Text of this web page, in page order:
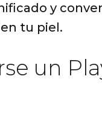
y
tu piel.
un